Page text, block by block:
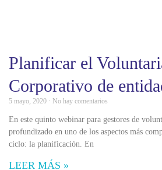
Planificar el
Corporativo de
5 mayo, 2020 No hay comentarios
En este quinto webinar para gestores de
profundizado en uno de los aspectos más
ciclo: la planificación. En
LEER MÁS »